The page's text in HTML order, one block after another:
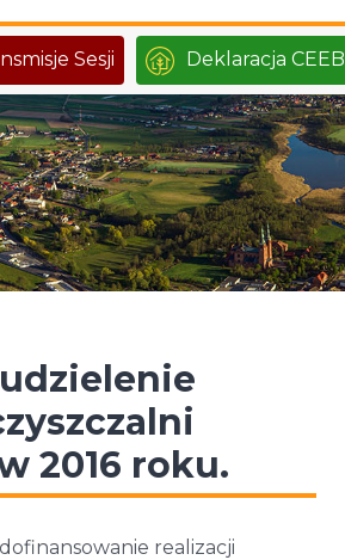
Sesji Deklaracja CEEB
2016 roku.
realizacji